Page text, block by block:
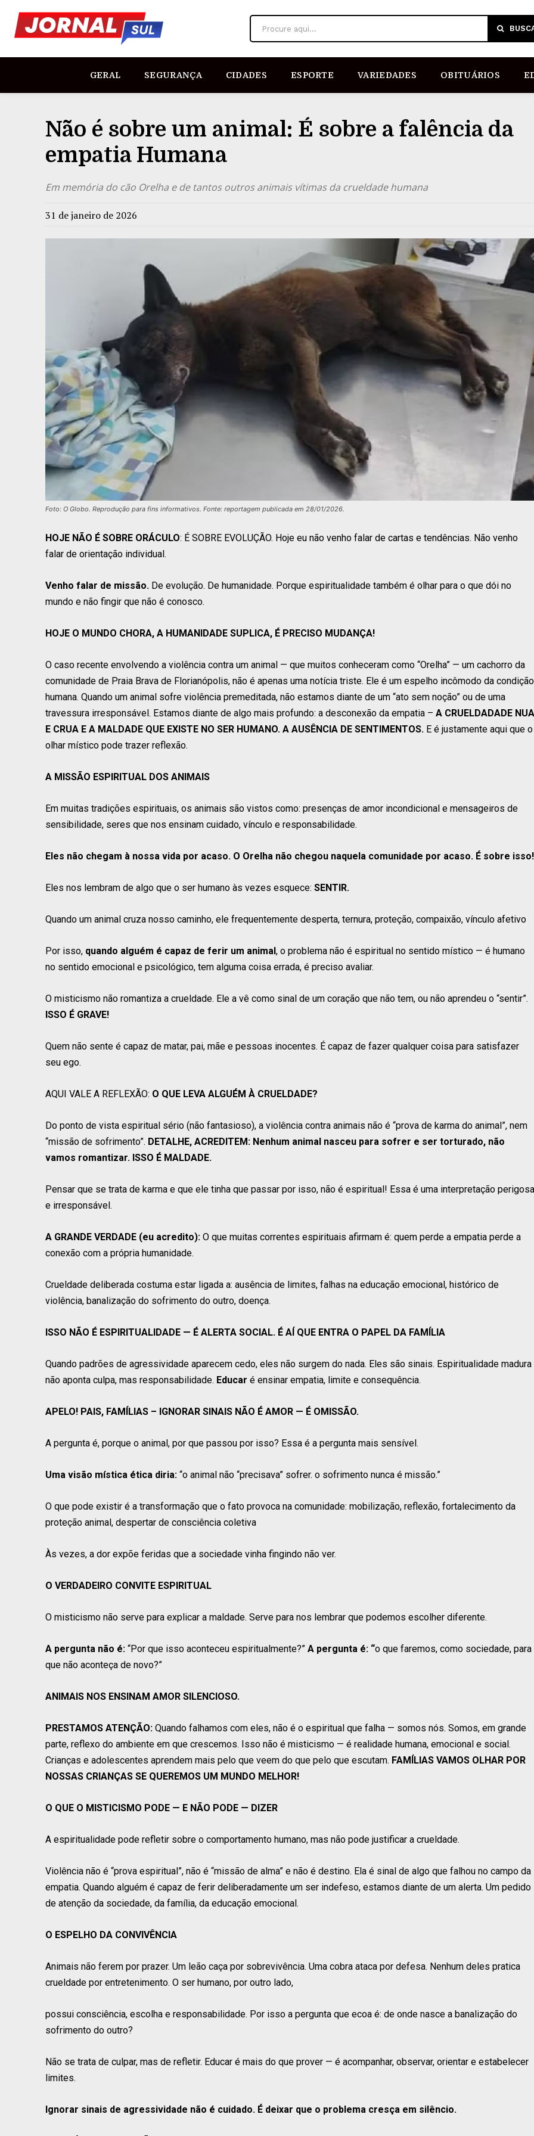
Procure aqui...
GERAL SEGURANÇA CIDADES ESPORTE VARIEDADES OBITUÁRIOS
Não é sobre um animal: É sobre a falência da
empatia Humana
Em memória do cão Orelha e de tantos outros animais vítimas da crueldade humana
31 de janeiro de 2026
Foto: O Globo. Reprodução para fins informativos. Fonte: reportagem publicada em 28/01/2026.
HOJE NÃO É SOBRE ORÁCULO: É SOBRE EVOLUÇÃO. Hoje eu não venho falar de cartas e tendências. Não venho
falar de orientação individual.
Venho falar de missão. De evolução. De humanidade. Porque espiritualidade também é olhar para o que dói no
mundo e não fingir que não é conosco.
HOJE O MUNDO CHORA, A HUMANIDADE SUPLICA, É PRECISO MUDANÇA!
O caso recente envolvendo a violência contra um animal — que muitos conheceram como “Orelha” — um cachorro da
comunidade de Praia Brava de Florianópolis, não é apenas uma notícia triste. Ele é um espelho incômodo da condição
humana. Quando um animal sofre violência premeditada, não estamos diante de um “ato sem noção” ou de uma
travessura irresponsável. Estamos diante de algo mais profundo: a desconexão da empatia – A CRUELDADADE NUA
E CRUA E A MALDADE QUE EXISTE NO SER HUMANO. A AUSÊNCIA DE SENTIMENTOS. E é justamente aqui que o
olhar místico pode trazer reflexão.
A MISSÃO ESPIRITUAL DOS ANIMAIS
Em muitas tradições espirituais, os animais são vistos como: presenças de amor incondicional e mensageiros de
sensibilidade, seres que nos ensinam cuidado, vínculo e responsabilidade.
Eles não chegam à nossa vida por acaso. O Orelha não chegou naquela comunidade por acaso. É sobre isso!
Eles nos lembram de algo que o ser humano às vezes esquece: SENTIR.
Quando um animal cruza nosso caminho, ele frequentemente desperta, ternura, proteção, compaixão, vínculo afetivo
Por isso, quando alguém é capaz de ferir um animal, o problema não é espiritual no sentido místico — é humano
no sentido emocional e psicológico, tem alguma coisa errada, é preciso avaliar.
O misticismo não romantiza a crueldade. Ele a vê como sinal de um coração que não tem, ou não aprendeu o “sentir”.
ISSO É GRAVE!
Quem não sente é capaz de matar, pai, mãe e pessoas inocentes. É capaz de fazer qualquer coisa para satisfazer
seu ego.
AQUI VALE A REFLEXÃO: O QUE LEVA ALGUÉM À CRUELDADE?
Do ponto de vista espiritual sério (não fantasioso), a violência contra animais não é “prova de karma do animal”, nem
“missão de sofrimento”. DETALHE, ACREDITEM: Nenhum animal nasceu para sofrer e ser torturado, não
vamos romantizar. ISSO É MALDADE.
Pensar que se trata de karma e que ele tinha que passar por isso, não é espiritual! Essa é uma interpretação perigosa
e irresponsável.
A GRANDE VERDADE (eu acredito): O que muitas correntes espirituais afirmam é: quem perde a empatia perde a
conexão com a própria humanidade.
Crueldade deliberada costuma estar ligada a: ausência de limites, falhas na educação emocional, histórico de
violência, banalização do sofrimento do outro, doença.
ISSO NÃO É ESPIRITUALIDADE — É ALERTA SOCIAL. É AÍ QUE ENTRA O PAPEL DA FAMÍLIA
Quando padrões de agressividade aparecem cedo, eles não surgem do nada. Eles são sinais. Espiritualidade madura
não aponta culpa, mas responsabilidade. Educar é ensinar empatia, limite e consequência.
APELO! PAIS, FAMÍLIAS – IGNORAR SINAIS NÃO É AMOR — É OMISSÃO.
A pergunta é, porque o animal, por que passou por isso? Essa é a pergunta mais sensível.
Uma visão mística ética diria: “o animal não “precisava” sofrer. o sofrimento nunca é missão.”
O que pode existir é a transformação que o fato provoca na comunidade: mobilização, reflexão, fortalecimento da
proteção animal, despertar de consciência coletiva
Às vezes, a dor expõe feridas que a sociedade vinha fingindo não ver.
O VERDADEIRO CONVITE ESPIRITUAL
O misticismo não serve para explicar a maldade. Serve para nos lembrar que podemos escolher diferente.
A pergunta não é: “Por que isso aconteceu espiritualmente?” A pergunta é: “o que faremos, como sociedade, para
que não aconteça de novo?”
ANIMAIS NOS ENSINAM AMOR SILENCIOSO.
PRESTAMOS ATENÇÃO: Quando falhamos com eles, não é o espiritual que falha — somos nós. Somos, em grande
parte, reflexo do ambiente em que crescemos. Isso não é misticismo — é realidade humana, emocional e social.
Crianças e adolescentes aprendem mais pelo que veem do que pelo que escutam. FAMÍLIAS VAMOS OLHAR POR
NOSSAS CRIANÇAS SE QUEREMOS UM MUNDO MELHOR!
O QUE O MISTICISMO PODE — E NÃO PODE — DIZER
A espiritualidade pode refletir sobre o comportamento humano, mas não pode justificar a crueldade.
Violência não é “prova espiritual”, não é “missão de alma” e não é destino. Ela é sinal de algo que falhou no campo da
empatia. Quando alguém é capaz de ferir deliberadamente um ser indefeso, estamos diante de um alerta. Um pedido
de atenção da sociedade, da família, da educação emocional.
O ESPELHO DA CONVIVÊNCIA
Animais não ferem por prazer. Um leão caça por sobrevivência. Uma cobra ataca por defesa. Nenhum deles pratica
crueldade por entretenimento. O ser humano, por outro lado,
possui consciência, escolha e responsabilidade. Por isso a pergunta que ecoa é: de onde nasce a banalização do
sofrimento do outro?
Não se trata de culpar, mas de refletir. Educar é mais do que prover — é acompanhar, observar, orientar e estabelecer
limites.
Ignorar sinais de agressividade não é cuidado. É deixar que o problema cresça em silêncio.